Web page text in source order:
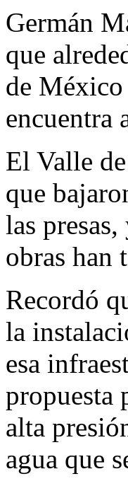
Germán
que
de México
encuentra
El Valle
que
las
obras han
Recordó
la
esa
propuesta
alta
agua que